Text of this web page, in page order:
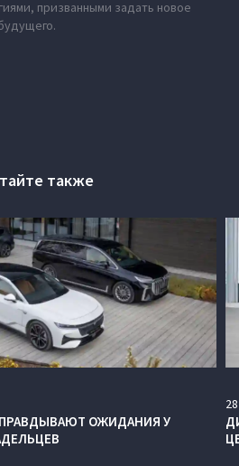
призванными задать новое
также
ОЖИДАНИЯ У
28